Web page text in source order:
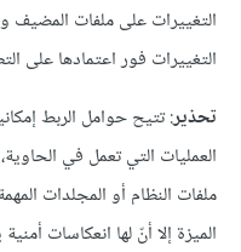
التغييرات على ملفات
التغييرات فور اعتمادها على
تحذير: تتيح حوامل الربط
العمليات التي تعمل في
ملفات النظام أو المجلدات
الميزة إلا أنّ لها انعكاسات